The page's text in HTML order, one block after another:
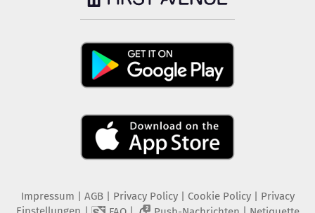
Impressum AGB Privacy Policy| Cookie Policy| Privacy
2